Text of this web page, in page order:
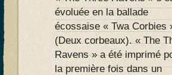
évoluée en la ballade
écossaise « Twa Corbies
(Deux corbeaux). « The
Ravens » a été imprimé
la première fois dans un